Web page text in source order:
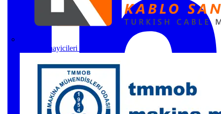
Kablo Sanayicileri Derneği